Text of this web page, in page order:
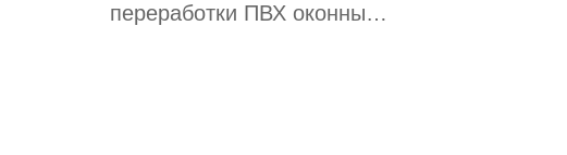
переработки ПВХ оконных